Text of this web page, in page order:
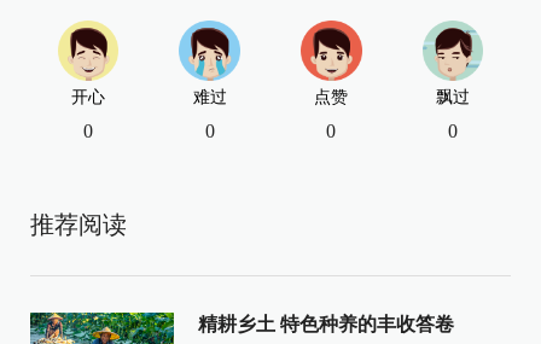
开心
0
难过
0
点赞
0
飘过
0
推荐阅读
精耕乡土 特色种养的丰收答卷